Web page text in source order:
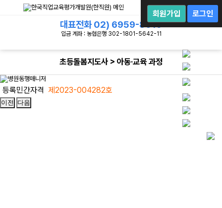
회
그
인
회원가입 로그인
대표전화02) 6959-8019
입금 계좌 : 농협은행 302-1801-5642-11
초등돌봄지도사 > 아동·교육 과정
등록민간자격 제2023-004282호
이전 다음